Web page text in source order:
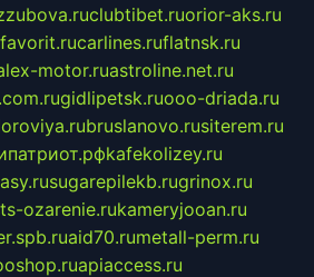
clubtibet.ruorior-aks.ru
carlines.ruflatnsk.ru
motor.ruastroline.net.ru
gidlipetsk.ruooo-driada.ru
bruslanovo.rusiterem.ru
kafekolizey.ru
sugarepilekb.rugrinox.ru
ozarenie.rukameryjooan.ru
aid70.rumetall-perm.ru
apiaccess.ru